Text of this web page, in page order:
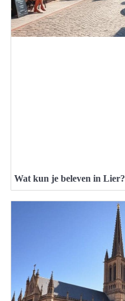
Wat kun je beleven in Lier?